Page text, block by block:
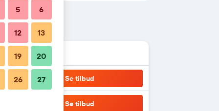
Se tilbud
Se tilbud
5 6
12 13
19 20
26 27